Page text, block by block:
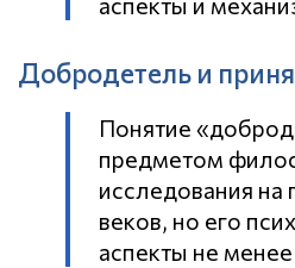
Добродетель и
Понятие
предметом
исследования на
веков, но его
аспекты не